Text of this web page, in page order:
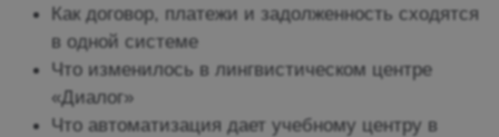
Как договор, платежи и задолженность сходятся
в одной системе
Что изменилось в лингвистическом центре
«Диалог»
Что автоматизация дает учебному центру в